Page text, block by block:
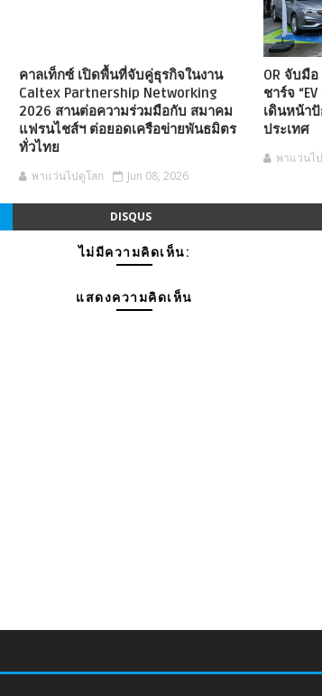
คาลเท็กซ์ เปิดพื้นที่จับคู่ธุรกิจในงาน
Caltex Partnership Networking
2026 สานต่อความร่วมมือกับ สมาคม
แฟรนไชส์ฯ ต่อยอดเครือข่ายพันธมิตร
ทั่วไทย
พาแว่นไปดูโลก Jun 08, 2026
OR จับมื
ชาร์จ
เดินหน้า
ประเทศ
พาแว่นไ
DISQUS
ไม่มีความคิดเห็น:
แสดงความคิดเห็น